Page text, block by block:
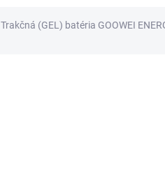
Trakčná (GEL) batéria GOOWEI